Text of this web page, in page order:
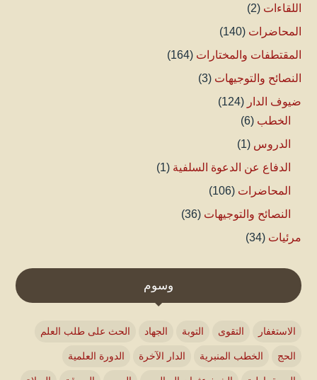
اللقاءات (2)
المحاضرات (140)
المقتطفات والمختارات (164)
النصائح والتوجيهات (3)
ضيوف الدار (124)
الخطب (6)
الدروس (1)
الدفاع عن الدعوة السلفية (1)
المحاضرات (106)
النصائح والتوجيهات (36)
مرئيات (34)
وسوم
الاستغفار التقوى التوبة الجهاد الحث على طلب العلم
الحج الخطب المنبرية الدار الآخرة الدورة العلمية